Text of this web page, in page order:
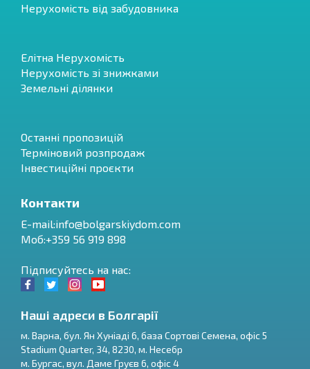
Нерухомість від забудовника
Елітна Нерухомість
Нерухомість зі знижками
Земельні ділянки
Останні пропозицій
Терміновий розпродаж
Інвестиційні проєкти
Контакти
E-mail:info@bolgarskiydom.com
Моб:+359 56 919 898
Підписуйтесь на нас:
Наші адреси в Болгарії
м. Варна, бул. Ян Хуніаді 6, база Сортові Семена, офіс 5
Stadium Quarter, 34, 8230, м. Несебр
м. Бургас, вул. Даме Груєв 6, офіс 4